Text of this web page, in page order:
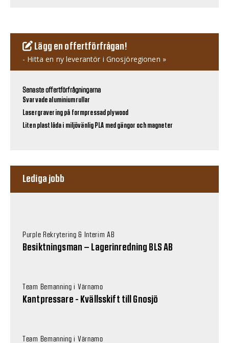
Lägg en offertförfrågan!
- Hitta en ny leverantör i Gnosjöregionen »
Senaste offertförfrågningarna
Svarvade aluminiumrullar
Lasergravering på formpressad plywood
Liten plastlåda i miljövänlig PLA med gängor och magneter
Lediga jobb
Purple Rekrytering & Interim AB
Besiktningsman – Lagerinredning BLS AB
Team Bemanning i Värnamo
Kantpressare - Kvällsskift till Gnosjö
Team Bemanning i Värnamo